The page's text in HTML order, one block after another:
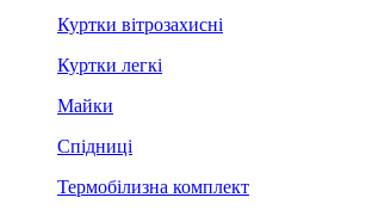
Куртки вітрозахисні
Куртки легкі
Майки
Спідниці
Термобілизна комплект